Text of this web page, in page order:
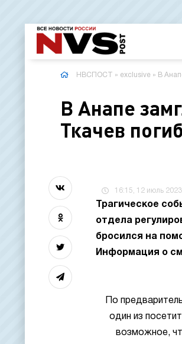
НВСПОСТ » exclusive » В
В Анапе
Ткачев
16:15, 12 июль 2023
Трагическое
отдела
бросился на
Информация о
По
один из
возможное,